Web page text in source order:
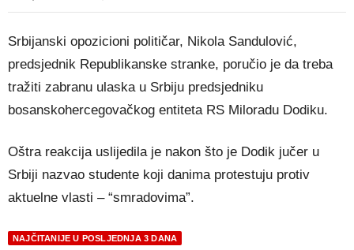
Srbijanski opozicioni političar, Nikola Sandulović,
predsjednik Republikanske stranke, poručio je da treba
tražiti zabranu ulaska u Srbiju predsjedniku
bosanskohercegovačkog entiteta RS Miloradu Dodiku.
Oštra reakcija uslijedila je nakon što je Dodik jučer u
Srbiji nazvao studente koji danima protestuju protiv
aktuelne vlasti – “smradovima”.
NAJČITANIJE U POSLJEDNJA 3 DANA